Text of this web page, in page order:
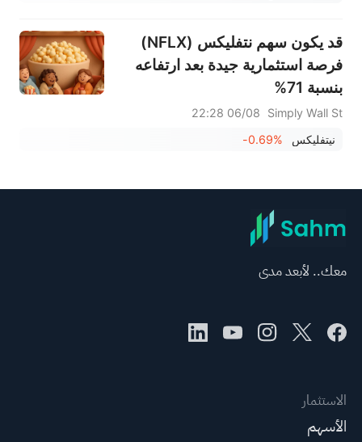
قد يكون سهم نتفليكس (NFLX)
فرصة استثمارية جيدة بعد ارتفاعه
بنسبة 71%
Simply Wall St
06/08 22:28
نيتفليكس
-0.69%
معك.. لأبعد مدى
الاستثمار
الأسهم